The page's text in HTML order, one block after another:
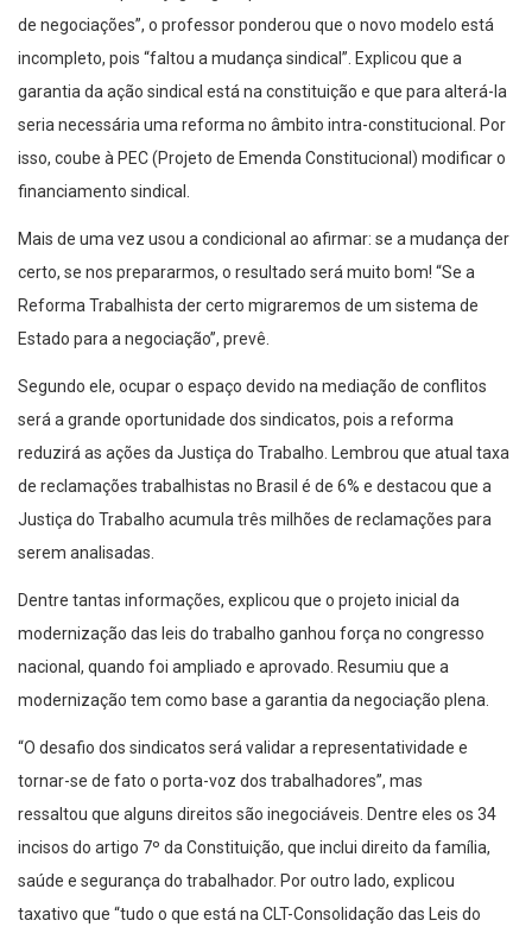
de negociações”, o professor ponderou que o novo modelo está
incompleto, pois “faltou a mudança sindical”. Explicou que a
garantia da ação sindical está na constituição e que para alterá-la
seria necessária uma reforma no âmbito intra-constitucional. Por
isso, coube à PEC (Projeto de Emenda Constitucional) modificar o
financiamento sindical.
Mais de uma vez usou a condicional ao afirmar: se a mudança der
certo, se nos prepararmos, o resultado será muito bom! “Se a
Reforma Trabalhista der certo migraremos de um sistema de
Estado para a negociação”, prevê.
Segundo ele, ocupar o espaço devido na mediação de conflitos
será a grande oportunidade dos sindicatos, pois a reforma
reduzirá as ações da Justiça do Trabalho. Lembrou que atual taxa
de reclamações trabalhistas no Brasil é de 6% e destacou que a
Justiça do Trabalho acumula três milhões de reclamações para
serem analisadas.
Dentre tantas informações, explicou que o projeto inicial da
modernização das leis do trabalho ganhou força no congresso
nacional, quando foi ampliado e aprovado. Resumiu que a
modernização tem como base a garantia da negociação plena.
“O desafio dos sindicatos será validar a representatividade e
tornar-se de fato o porta-voz dos trabalhadores”, mas
ressaltou que alguns direitos são inegociáveis. Dentre eles os 34
incisos do artigo 7º da Constituição, que inclui direito da família,
saúde e segurança do trabalhador. Por outro lado, explicou
taxativo que “tudo o que está na CLT-Consolidação das Leis do